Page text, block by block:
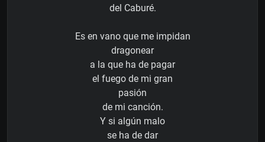
del Caburé.
Es en vano que me impidan
dragonear
a la que ha de pagar
el fuego de mi gran
pasión
de mi canción.
Y si algún malo
se ha de dar